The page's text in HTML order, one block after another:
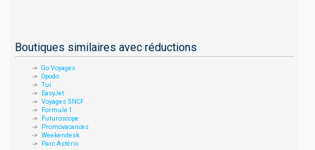
Boutiques similaires avec réductions
Go Voyages
Opodo
Tui
EasyJet
Voyages SNCF
Formule 1
Futuroscope
Promovacances
Weekendesk
Parc Astérix